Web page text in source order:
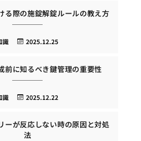
る際の施錠解錠ルールの教え方
2025.12.25
識
前に知るべき鍵管理の重要性
2025.12.22
識
ーが反応しない時の原因と対処
法